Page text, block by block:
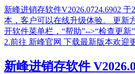
新峰进销存软件V2026.0724.6902 于
本，客户可以在线升级体验。 更新
开软件菜单栏，“帮助”-->“检查更新
2.前往 新峰官网 下载最新版本欢迎
新峰进销存软件